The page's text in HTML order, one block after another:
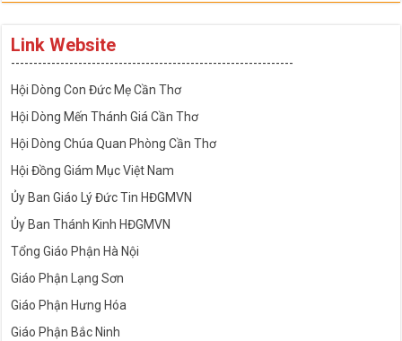
Link Website
---------------------------------------------------------------
Hội Dòng Con Đức Mẹ Cần Thơ
Hội Dòng Mến Thánh Giá Cần Thơ
Hội Dòng Chúa Quan Phòng Cần Thơ
Hội Đồng Giám Mục Việt Nam
Ủy Ban Giáo Lý Đức Tin HĐGMVN
Ủy Ban Thánh Kinh HĐGMVN
Tổng Giáo Phận Hà Nội
Giáo Phận Lạng Sơn
Giáo Phận Hưng Hóa
Giáo Phận Bắc Ninh